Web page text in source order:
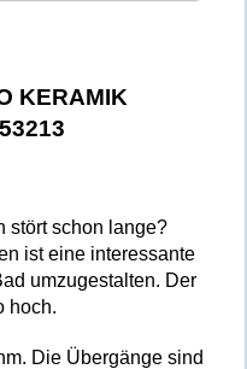
KERAMIK
stört schon lange?
ist eine interessante
umzugestalten. Der
hoch.
Die Übergänge sind